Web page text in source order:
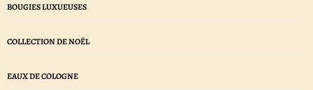
BOUGIES LUXUEUSES
COLLECTION DE NOËL
EAUX DE COLOGNE